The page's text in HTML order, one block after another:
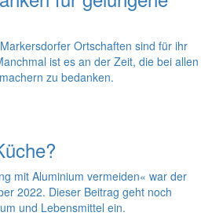
Ortschaften sind für ihr
ist es an der Zeit, die bei allen
zu bedanken.
mit Aluminium vermeiden« war der
2022. Dieser Beitrag geht noch
und Lebensmittel ein.